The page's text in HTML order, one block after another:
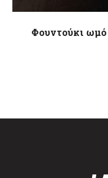
Φουντούκι ωμό